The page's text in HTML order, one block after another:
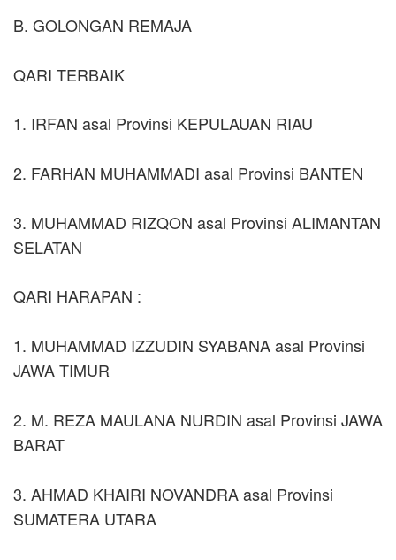
B. GOLONGAN REMAJA
QARI TERBAIK
1. IRFAN asal Provinsi KEPULAUAN RIAU
2. FARHAN MUHAMMADI asal Provinsi BANTEN
3. MUHAMMAD RIZQON asal Provinsi ALIMANTAN
SELATAN
QARI HARAPAN :
1. MUHAMMAD IZZUDIN SYABANA asal Provinsi
JAWA TIMUR
2. M. REZA MAULANA NURDIN asal Provinsi JAWA
BARAT
3. AHMAD KHAIRI NOVANDRA asal Provinsi
SUMATERA UTARA